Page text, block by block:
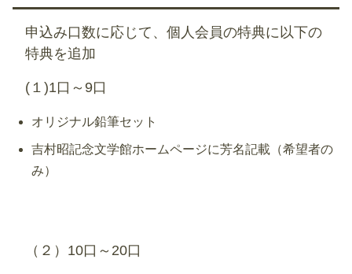
申込み口数に応じて、個人会員の特典に以下の
特典を追加
(１)1口～9口
オリジナル鉛筆セット
吉村昭記念文学館ホームページに芳名記載（希望者の
み）
（２）10口～20口